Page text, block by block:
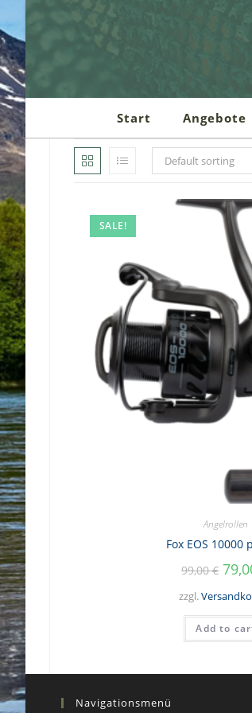
Inhalt
springen
Start Angebote
Default sorting
SALE!
Angelrollen
Fox EOS 10000
99,00€
zzgl.
Add to
Navigationsmenü